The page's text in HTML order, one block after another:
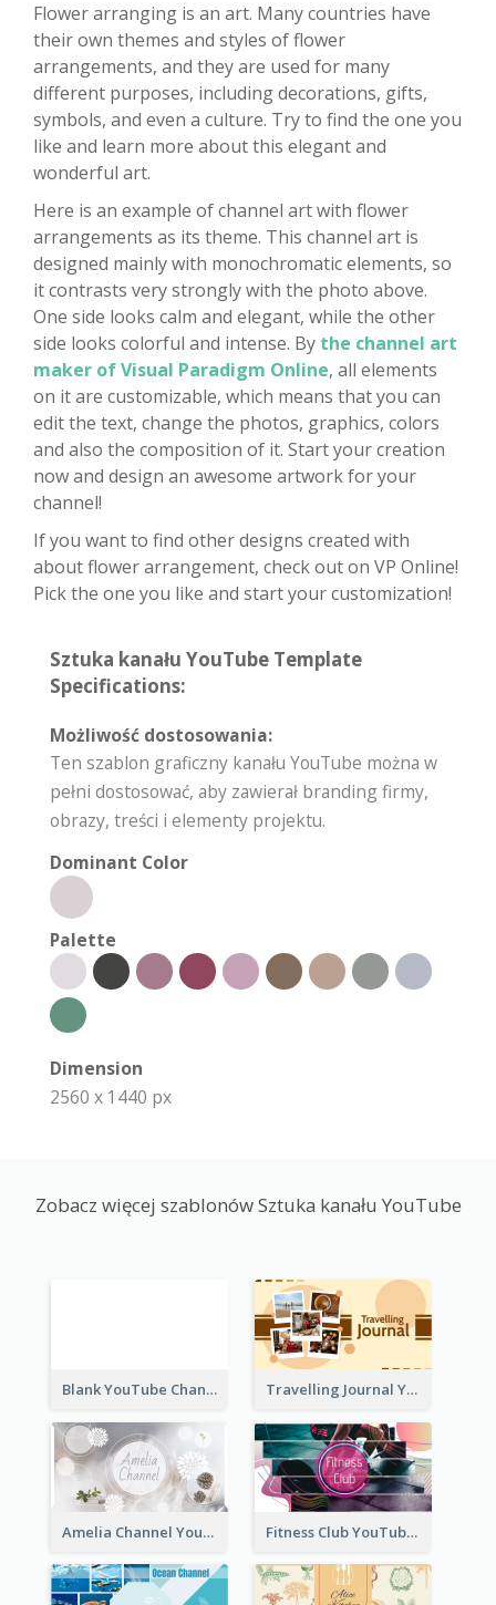
Flower arranging is an art. Many countries have
their own themes and styles of flower
arrangements, and they are used for many
different purposes, including decorations, gifts,
symbols, and even a culture. Try to find the one you
like and learn more about this elegant and
wonderful art.
Here is an example of channel art with flower
arrangements as its theme. This channel art is
designed mainly with monochromatic elements, so
it contrasts very strongly with the photo above.
One side looks calm and elegant, while the other
side looks colorful and intense. By the channel art
maker of Visual Paradigm Online, all elements
on it are customizable, which means that you can
edit the text, change the photos, graphics, colors
and also the composition of it. Start your creation
now and design an awesome artwork for your
channel!
If you want to find other designs created with
about flower arrangement, check out on VP Online!
Pick the one you like and start your customization!
Sztuka kanału YouTube Template
Specifications:
Możliwość dostosowania:
Ten szablon graficzny kanału YouTube można w
pełni dostosować, aby zawierał branding firmy,
obrazy, treści i elementy projektu.
Dominant Color
Palette
Dimension
2560 x 1440 px
Zobacz więcej szablonów Sztuka kanału YouTube
Blank YouTube Channel Art Travelling Journal YouTube Channel Art
Amelia Channel YouTube Channel Art Fitness Club YouTube Channel Art